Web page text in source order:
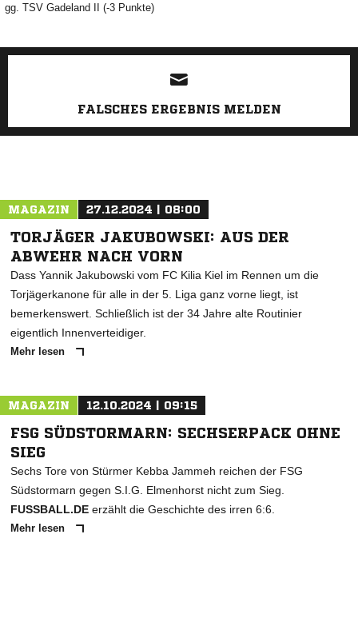
gg. TSV Gadeland II (-3 Punkte)
ANZEIGE
FALSCHES ERGEBNIS MELDEN
MAGAZIN 27.12.2024 | 08:00
TORJÄGER JAKUBOWSKI: AUS DER
ABWEHR NACH VORN
Dass Yannik Jakubowski vom FC Kilia Kiel im Rennen um die
Torjägerkanone für alle in der 5. Liga ganz vorne liegt, ist
bemerkenswert. Schließlich ist der 34 Jahre alte Routinier
eigentlich Innenverteidiger.
Mehr lesen
MAGAZIN 12.10.2024 | 09:15
FSG SÜDSTORMARN: SECHSERPACK OHNE
SIEG
Sechs Tore von Stürmer Kebba Jammeh reichen der FSG
Südstormarn gegen S.I.G. Elmenhorst nicht zum Sieg.
FUSSBALL.DE erzählt die Geschichte des irren 6:6.
Mehr lesen